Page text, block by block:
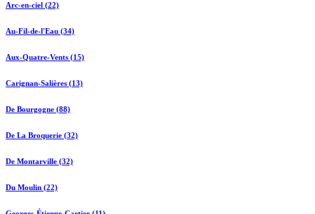
Arc-en-ciel (22)
Au-Fil-de-l'Eau (34)
Aux-Quatre-Vents (15)
Carignan-Salières (13)
De Bourgogne (88)
De La Broquerie (32)
De Montarville (32)
Du Moulin (22)